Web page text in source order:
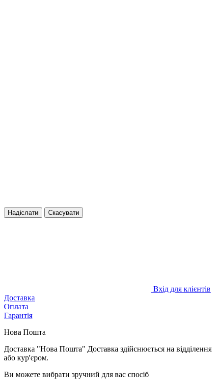
Надіслати Скасувати
Вхід для клієнтів
Доставка
Оплата
Гарантія
Нова Пошта
Доставка "Нова Пошта" Доставка здійснюється на відділення
або кур'єром.
Ви можете вибрати зручний для вас спосіб